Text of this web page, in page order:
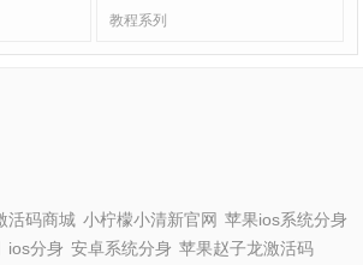
教程系列
活码商城 小柠檬小清新官网 苹果ios系统分身
ios分身 安卓系统分身 苹果赵子龙激活码